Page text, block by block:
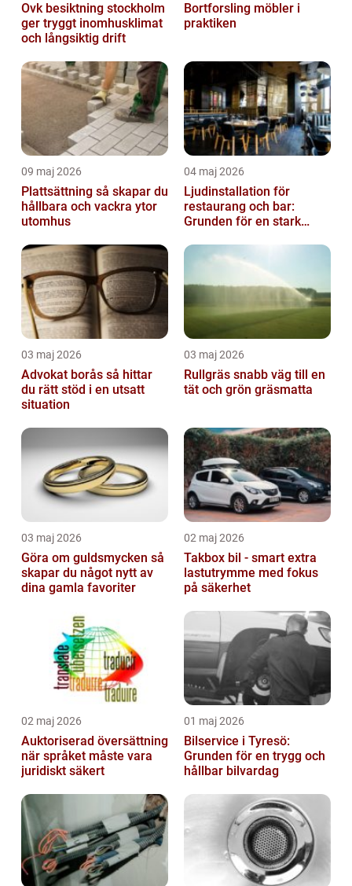
Ovk besiktning stockholm
ger tryggt inomhusklimat
och långsiktig drift
Bortforsling möbler i
praktiken
09 maj 2026
Plattsättning så skapar du
hållbara och vackra ytor
utomhus
04 maj 2026
Ljudinstallation för
restaurang och bar:
Grunden för en stark
03 maj 2026
Advokat borås så hittar
du rätt stöd i en utsatt
situation
03 maj 2026
Rullgräs snabb väg till en
tät och grön gräsmatta
03 maj 2026
Göra om guldsmycken så
skapar du något nytt av
dina gamla favoriter
02 maj 2026
Takbox bil - smart extra
lastutrymme med fokus
på säkerhet
02 maj 2026
Auktoriserad översättning
när språket måste vara
juridiskt säkert
01 maj 2026
Bilservice i Tyresö:
Grunden för en trygg och
hållbar bilvardag